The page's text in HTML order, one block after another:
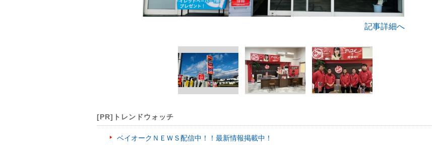
記事詳細へ
[PR]トレンドウォッチ
ベイオークＮＥＷＳ配信中！！最新情報掲載中！